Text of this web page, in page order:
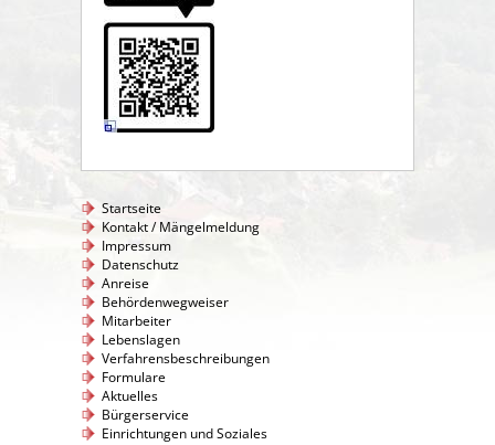
Startseite
Kontakt / Mängelmeldung
Impressum
Datenschutz
Anreise
Behördenwegweiser
Mitarbeiter
Lebenslagen
Verfahrensbeschreibungen
Formulare
Aktuelles
Bürgerservice
Einrichtungen und Soziales